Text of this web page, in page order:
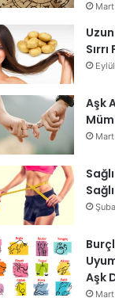
Aşk
Aşk